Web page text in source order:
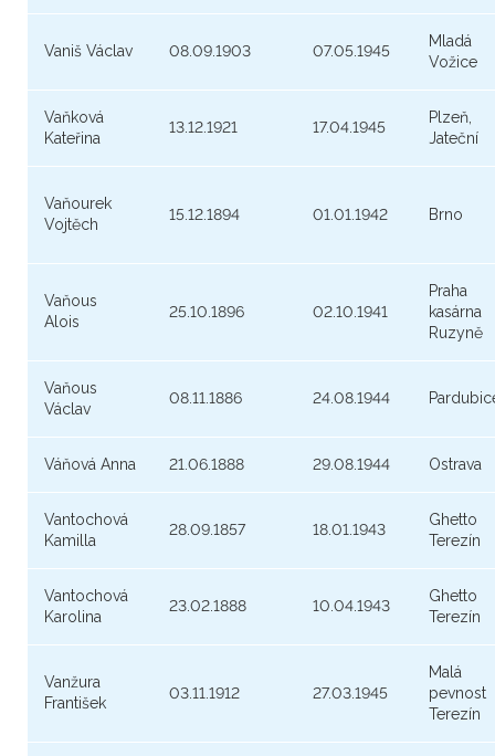
Vaniš Václav 08.09.1903 07.05.1945
Mladá
Vožice
Vaňková
Kateřina
13.12.1921 17.04.1945
Plzeň,
Jateční
Vaňourek
Vojtěch
15.12.1894 01.01.1942 Brno
Vaňous
Alois
25.10.1896 02.10.1941
Praha
kasárna
Ruzyně
Vaňous
Václav
08.11.1886 24.08.1944
Váňová Anna 21.06.1888 29.08.1944 Ostrava
Vantochová
Kamilla
28.09.1857 18.01.1943
Ghetto
Terezín
Vantochová
Karolina
23.02.1888 10.04.1943
Ghetto
Terezín
Vanžura
František
03.11.1912 27.03.1945
Malá
pevnost
Terezín